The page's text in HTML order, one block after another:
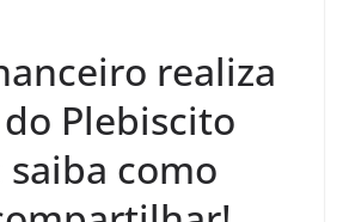
realiza
Plebiscito
saiba como